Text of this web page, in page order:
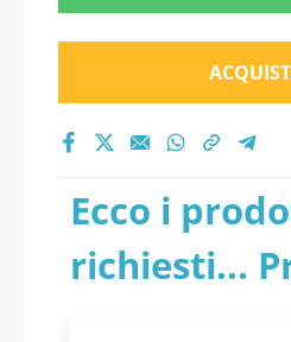
Ecco i
richiesti...